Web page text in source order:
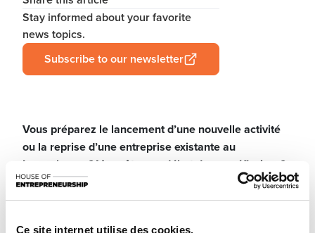
Ce site internet utilise des cookies.
Stay informed about your favorite
news topics.
Subscribe to our newsletter
Vous préparez le lancement d’une nouvelle activité
ou la reprise d’une entreprise existante au
Luxembourg ? Vous êtes au début de vos réflexions?
Laissez-vous guider par les conseillers de la House
les entrepreneurs.